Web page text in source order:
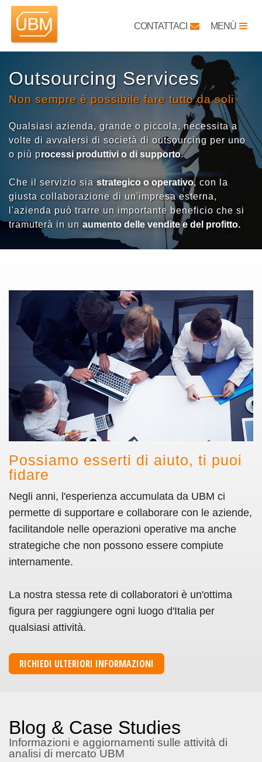
CONTATTACI MENÙ
Outsourcing Services
Non sempre è possibile fare tutto da soli
Qualsiasi azienda, grande o piccola, necessita a
volte di avvalersi di società di outsourcing per uno
o più processi produttivi o di supporto.
Che il servizio siastrategico o operativo, con la
giusta collaborazione di un'impresa esterna,
l'azienda può trarre un importante beneficio che si
tramuterà in unaumento delle vendite e del profitto.
Possiamo esserti di aiuto, ti puoi
fidare
Negli anni, l'esperienza accumulata da UBM ci
permette di supportare e collaborare con le aziende,
facilitandole nelle operazioni operative ma anche
strategiche che non possono essere compiute
internamente.
La nostra stessa rete di collaboratori è un'ottima
figura per raggiungere ogni luogo d'Italia per
qualsiasi attività.
RICHIEDI ULTERIORI INFORMAZIONI
Blog & Case Studies
Informazioni e aggiornamenti sulle attività di
analisi di mercato UBM